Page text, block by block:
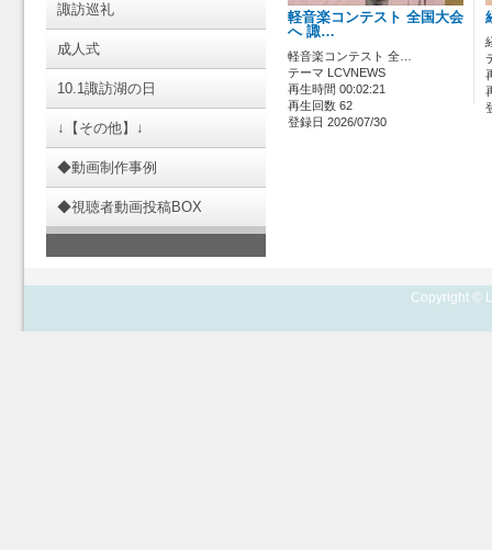
諏訪巡礼
成人式
10.1諏訪湖の日
↓【その他】↓
◆動画制作事例
◆視聴者動画投稿BOX
軽音楽コンテスト 全国大会
へ 諏…
軽音楽コンテスト 全…
テーマ LCVNEWS
再生時間 00:02:21
再生回数 62
登録日 2026/07/30
Copyright ©